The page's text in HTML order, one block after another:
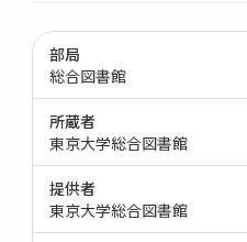
部局
総合図書館
所蔵者
東京大学総合図書館
提供者
東京大学総合図書館